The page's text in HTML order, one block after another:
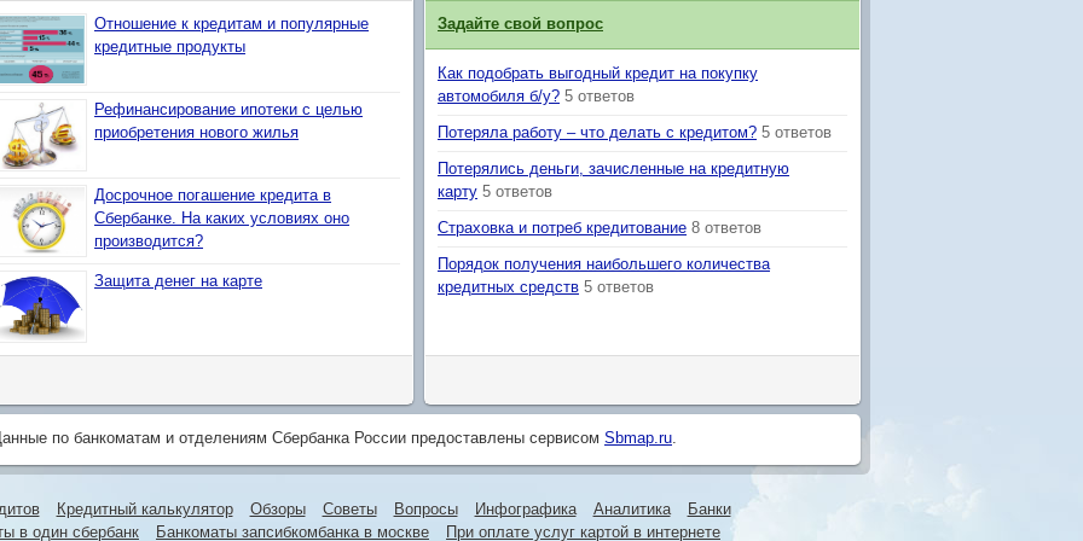
Отношение к кредитам и популярные
кредитные продукты
Рефинансирование ипотеки с целью
приобретения нового жилья
Досрочное погашение кредита в
Сбербанке. На каких условиях оно
производится?
Защита денег на карте
Задайте свой вопрос
Как подобрать выгодный кредит на покупку
автомобиля б/у? 5 ответов
Потеряла работу – что делать с кредитом? 5 ответов
Потерялись деньги, зачисленные на кредитную
карту 5 ответов
Страховка и потреб кредитование 8 ответов
Порядок получения наибольшего количества
кредитных средств 5 ответов
по банкоматам и отделениям Сбербанка России предоставлены сервисом Sbmap.ru
Кредитный калькулятор Обзоры Советы Вопросы Инфографика Аналитика
Банки
в один сбербанк
Банкоматы запсибкомбанка в москве При оплате услуг картой в интернете